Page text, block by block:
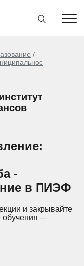
-
в ПИЭФ
и закрывайте
обучения —